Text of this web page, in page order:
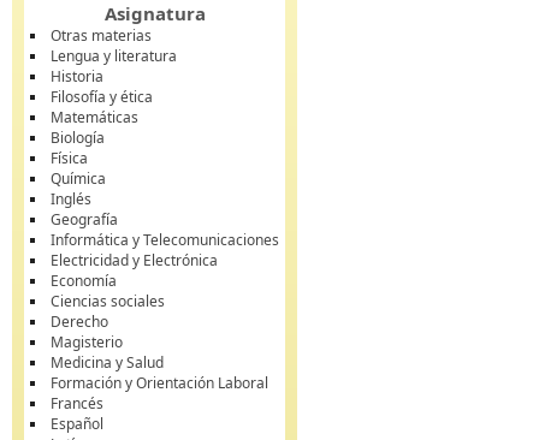
Asignatura
Otras materias
Lengua y literatura
Historia
Filosofía y ética
Matemáticas
Biología
Física
Química
Inglés
Geografía
Informática y Telecomunicaciones
Electricidad y Electrónica
Economía
Ciencias sociales
Derecho
Magisterio
Medicina y Salud
Formación y Orientación Laboral
Francés
Español